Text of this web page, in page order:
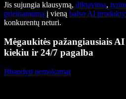
Jis sujungia klausymą, diktavimą,
prieinamumą į vieną balso AI
konkurentų neturi.
Mėgaukitės pažangiausiais
kiekiu ir 24/7 pagalba
Išbandyti nemokamai